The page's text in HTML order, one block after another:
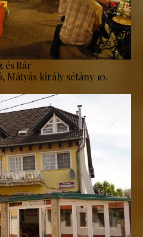
és Bár
Mátyás király sétány 10.